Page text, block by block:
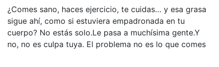
¿Comes sano, haces ejercicio, te cuidas… y esa grasa
sigue ahí, como si estuviera empadronada en tu
cuerpo? No estás solo.Le pasa a muchísima gente.Y
no, no es culpa tuya. El problema no es lo que comes